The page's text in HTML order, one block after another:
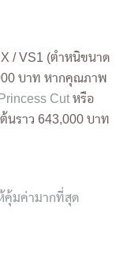
/ VS1 (ตำหนิขนาด
บาท หากคุณภาพ
Princess Cut หรือ
นราว 643,000 บาท
คุ้มค่ามากที่สุด